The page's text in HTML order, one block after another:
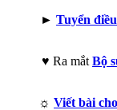
► Tuyển
♥ Ra mắt Bộ
☼ Viết bài